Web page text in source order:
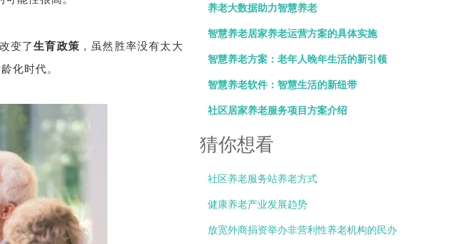
变了生育政策 ，虽然胜率没有太大
化时代。
养老大数据助力智慧养老
智慧养老居家养老运营方案的具体实施
智慧养老方案：老年人晚年生活的新引领
智慧养老软件：智慧生活的新纽带
社区居家养老服务项目方案介绍
猜你想看
社区养老服务站养老方式
健康养老产业发展趋势
放宽外商捐资举办非营利性养老机构的民办